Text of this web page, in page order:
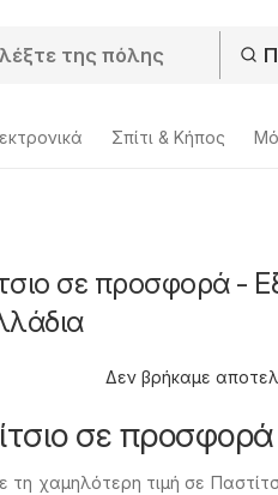
Σπίτι & Κήπος
σε προσφορά -
Δεν βρήκαμε
σε προσφορά
τη χαμηλότερη τιμή σε